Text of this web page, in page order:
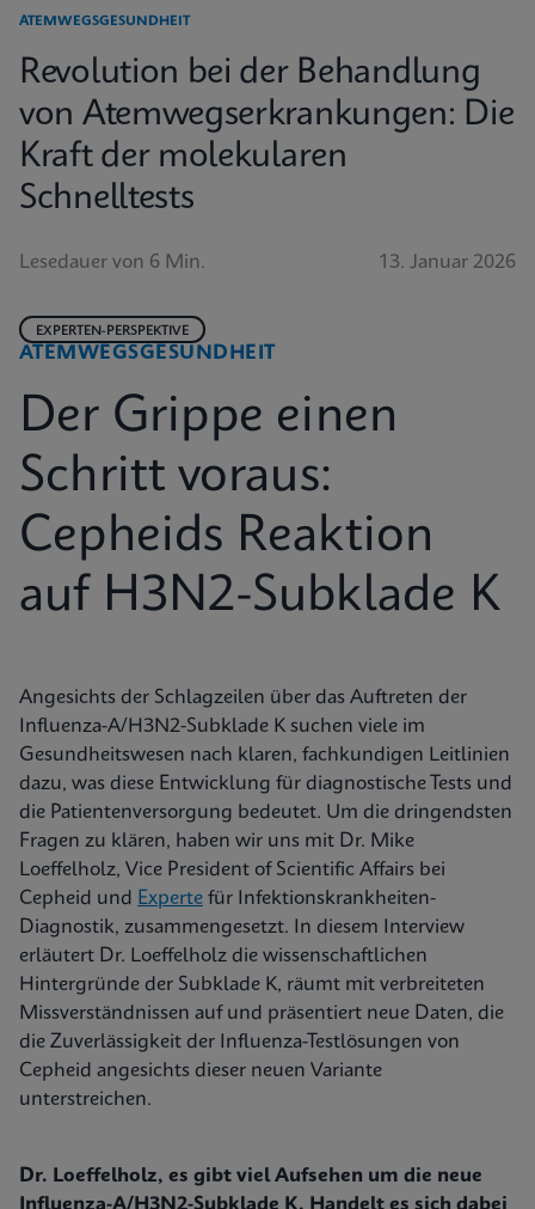
ATEMWEGSGESUNDHEIT
Revolution bei der Behandlung
von Atemwegserkrankungen: Die
Kraft der molekularen
Schnelltests
Lesedauer von 6 Min. 13. Januar 2026
ATEMWEGSGESUNDHEIT
EXPERTEN-PERSPEKTIVE
Der Grippe einen
Schritt voraus:
Cepheids Reaktion
auf H3N2-Subklade K
Angesichts der Schlagzeilen über das Auftreten der
Influenza-A/H3N2-Subklade K suchen viele im
Gesundheitswesen nach klaren, fachkundigen Leitlinien
dazu, was diese Entwicklung für diagnostische Tests und
die Patientenversorgung bedeutet. Um die dringendsten
Fragen zu klären, haben wir uns mit Dr. Mike
Loeffelholz, Vice President of Scientific Affairs bei
Cepheid und Experte für Infektionskrankheiten-
Diagnostik, zusammengesetzt. In diesem Interview
erläutert Dr. Loeffelholz die wissenschaftlichen
Hintergründe der Subklade K, räumt mit verbreiteten
Missverständnissen auf und präsentiert neue Daten, die
die Zuverlässigkeit der Influenza-Testlösungen von
Cepheid angesichts dieser neuen Variante
unterstreichen.
Dr. Loeffelholz, es gibt viel Aufsehen um die neue
Influenza-A/H3N2-Subklade K. Handelt es sich dabei